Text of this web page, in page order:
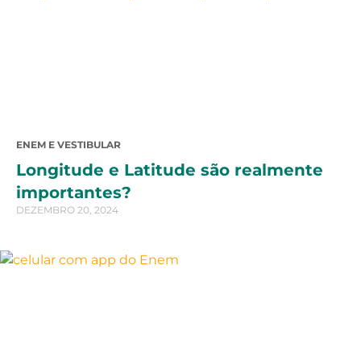
ENEM E VESTIBULAR
Longitude e Latitude são realmente
importantes?
DEZEMBRO 20, 2024